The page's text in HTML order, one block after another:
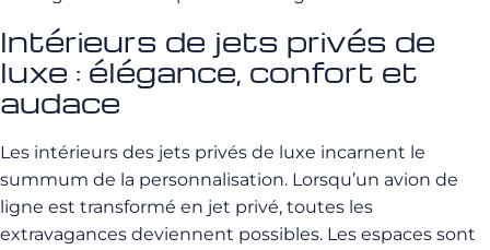
Intérieurs de jets privés de
luxe : élégance, confort et
audace
Les intérieurs des jets privés de luxe incarnent le
summum de la personnalisation. Lorsqu’un avion de
ligne est transformé en jet privé, toutes les
extravagances deviennent possibles. Les espaces sont